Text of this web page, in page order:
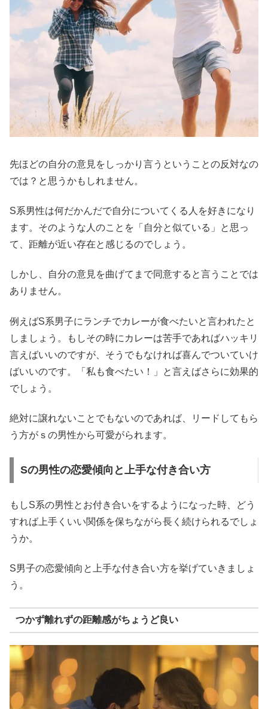
先ほどの自分の意見をしっかり言うということの反対なの
では？と思うかもしれません。
S系男性は何だかんだで自分についてくる人を好きになり
ます。そのような人のことを「自分と似ている」と思っ
て、距離が近い存在と感じるのでしょう。
しかし、自分の意見を曲げてまで同意すると言うことでは
ありません。
例えばS系男子にランチでカレーが食べたいと言われたと
しましょう。もしその時にカレーは苦手であればハッキリ
言えばいいのですが、そうでもなければ喜んでついていけ
ばいいのです。
「私も食べたい！」と言えばさらに効果的
でしょう。
絶対に譲れないことでもないのであれば、リードしてもら
う方がｓの男性から可愛がられます。
Sの男性の恋愛傾向と上手な付き合い方
もしS系の男性とお付き合いをするようになった時、どう
すれば上手くいい関係を保ちながら長く続けられるでしょ
うか。
S男子の恋愛傾向と上手な付き合い方を挙げていきましょ
う。
つかず離れずの距離感がちょうど良い